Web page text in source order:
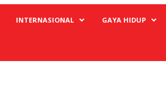
INTERNASIONAL GAYA HIDUP